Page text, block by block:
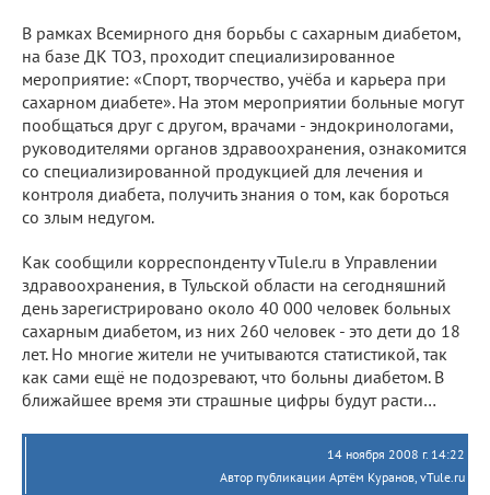
В рамках Всемирного дня борьбы с сахарным диабетом,
на базе ДК ТОЗ, проходит специализированное
мероприятие: «Спорт, творчество, учёба и карьера при
сахарном диабете». На этом мероприятии больные могут
пообщаться друг с другом, врачами - эндокринологами,
руководителями органов здравоохранения, ознакомится
со специализированной продукцией для лечения и
контроля диабета, получить знания о том, как бороться
со злым недугом.
Как сообщили корреспонденту vTule.ru в Управлении
здравоохранения, в Тульской области на сегодняшний
день зарегистрировано около 40 000 человек больных
сахарным диабетом, из них 260 человек - это дети до 18
лет. Но многие жители не учитываются статистикой, так
как сами ещё не подозревают, что больны диабетом. В
ближайшее время эти страшные цифры будут расти…
14 ноября 2008 г. 14:22
Автор публикации Артём Куранов, vTule.ru